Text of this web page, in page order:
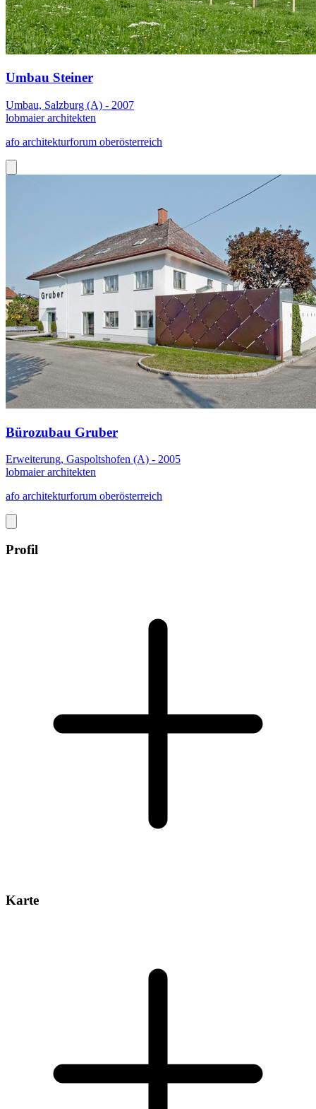
Umbau Steiner
Umbau, Salzburg (A) - 2007
lobmaier architekten
afo architekturforum oberösterreich
Bürozubau Gruber
Erweiterung, Gaspoltshofen (A) - 2005
lobmaier architekten
afo architekturforum oberösterreich
Profil
Karte